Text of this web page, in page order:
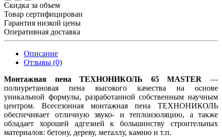
Скидка за объем
Товар сертифицирован
Гарантия низкой цены
Оперативная доставка
Описание
Отзывы (0)
Монтажная пена ТЕХНОНИКОЛЬ 65 MASTER —
полиуретановая пена высокого качества на основе
уникальной формулы, разработанной собственным научным
центром. Всесезонная монтажная пена ТЕХНОНИКОЛЬ
обеспечивает отличную звуко- и теплоизоляцию, а также
обладает хорошей адгезией к большинству строительных
материалов: бетону, дереву, металлу, камню и т.п.